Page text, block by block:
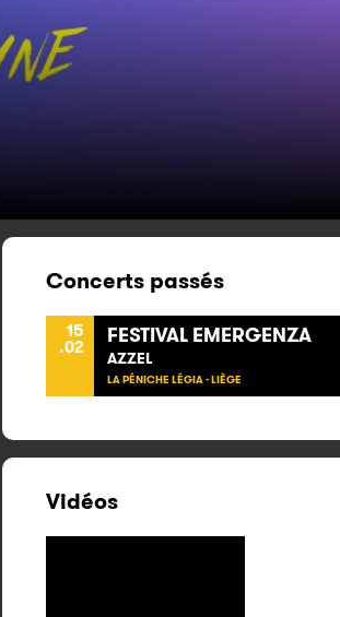
Concerts passés
15
.02 FESTIVAL EMERGENZA
AZZEL
LA PÉNICHE LÉGIA - LIÈGE
Vidéos